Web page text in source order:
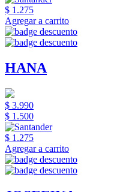
$ 1.275
Agregar a carrito
HANA
$ 3.990
$ 1.500
$ 1.275
Agregar a carrito